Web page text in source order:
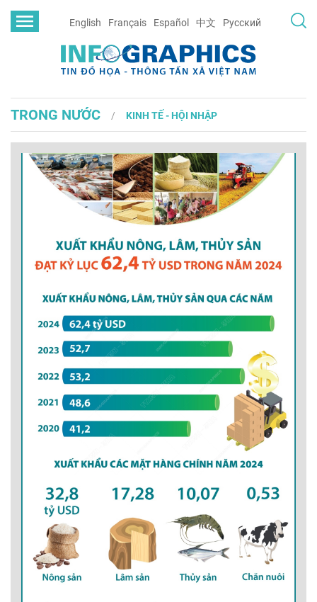
English Français Español 中文 Русский
TRONG NƯỚC KINH TẾ - HỘI NHẬP